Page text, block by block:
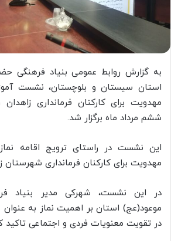
به گزارش روابط عمومی بنیاد فرهنگی
استان سیستان و بلوچستان، نشست
مهدویت برای کارکنان فرمانداری
ششم مرداد ماه برگزار شد.
این نشست در راستای ترویج اقامه
مهدویت برای کارکنان فرمانداری شهرستان
در این نشست، شهرکی مدیر بنیاد
موعود(عج) استان بر اهمیت نماز به
در تقویت معنویات فردی و اجتماعی تاکید